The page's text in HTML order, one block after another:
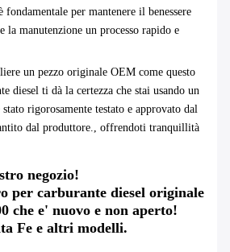
fondamentale per mantenere il benessere
la manutenzione un processo rapido e
un pezzo originale OEM come questo
diesel ti dà la certezza che stai usando un
rigorosamente testato e approvato dal
dal produttore., offrendoti tranquillità
negozio!
per carburante diesel originale
che e' nuovo e non aperto!
Fe e altri modelli.